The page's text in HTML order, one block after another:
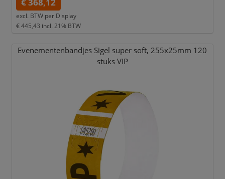
excl. BTW per Display
€ 445,43 incl. 21% BTW
Evenementenbandjes Sigel super soft, 255x25mm 120
stuks VIP